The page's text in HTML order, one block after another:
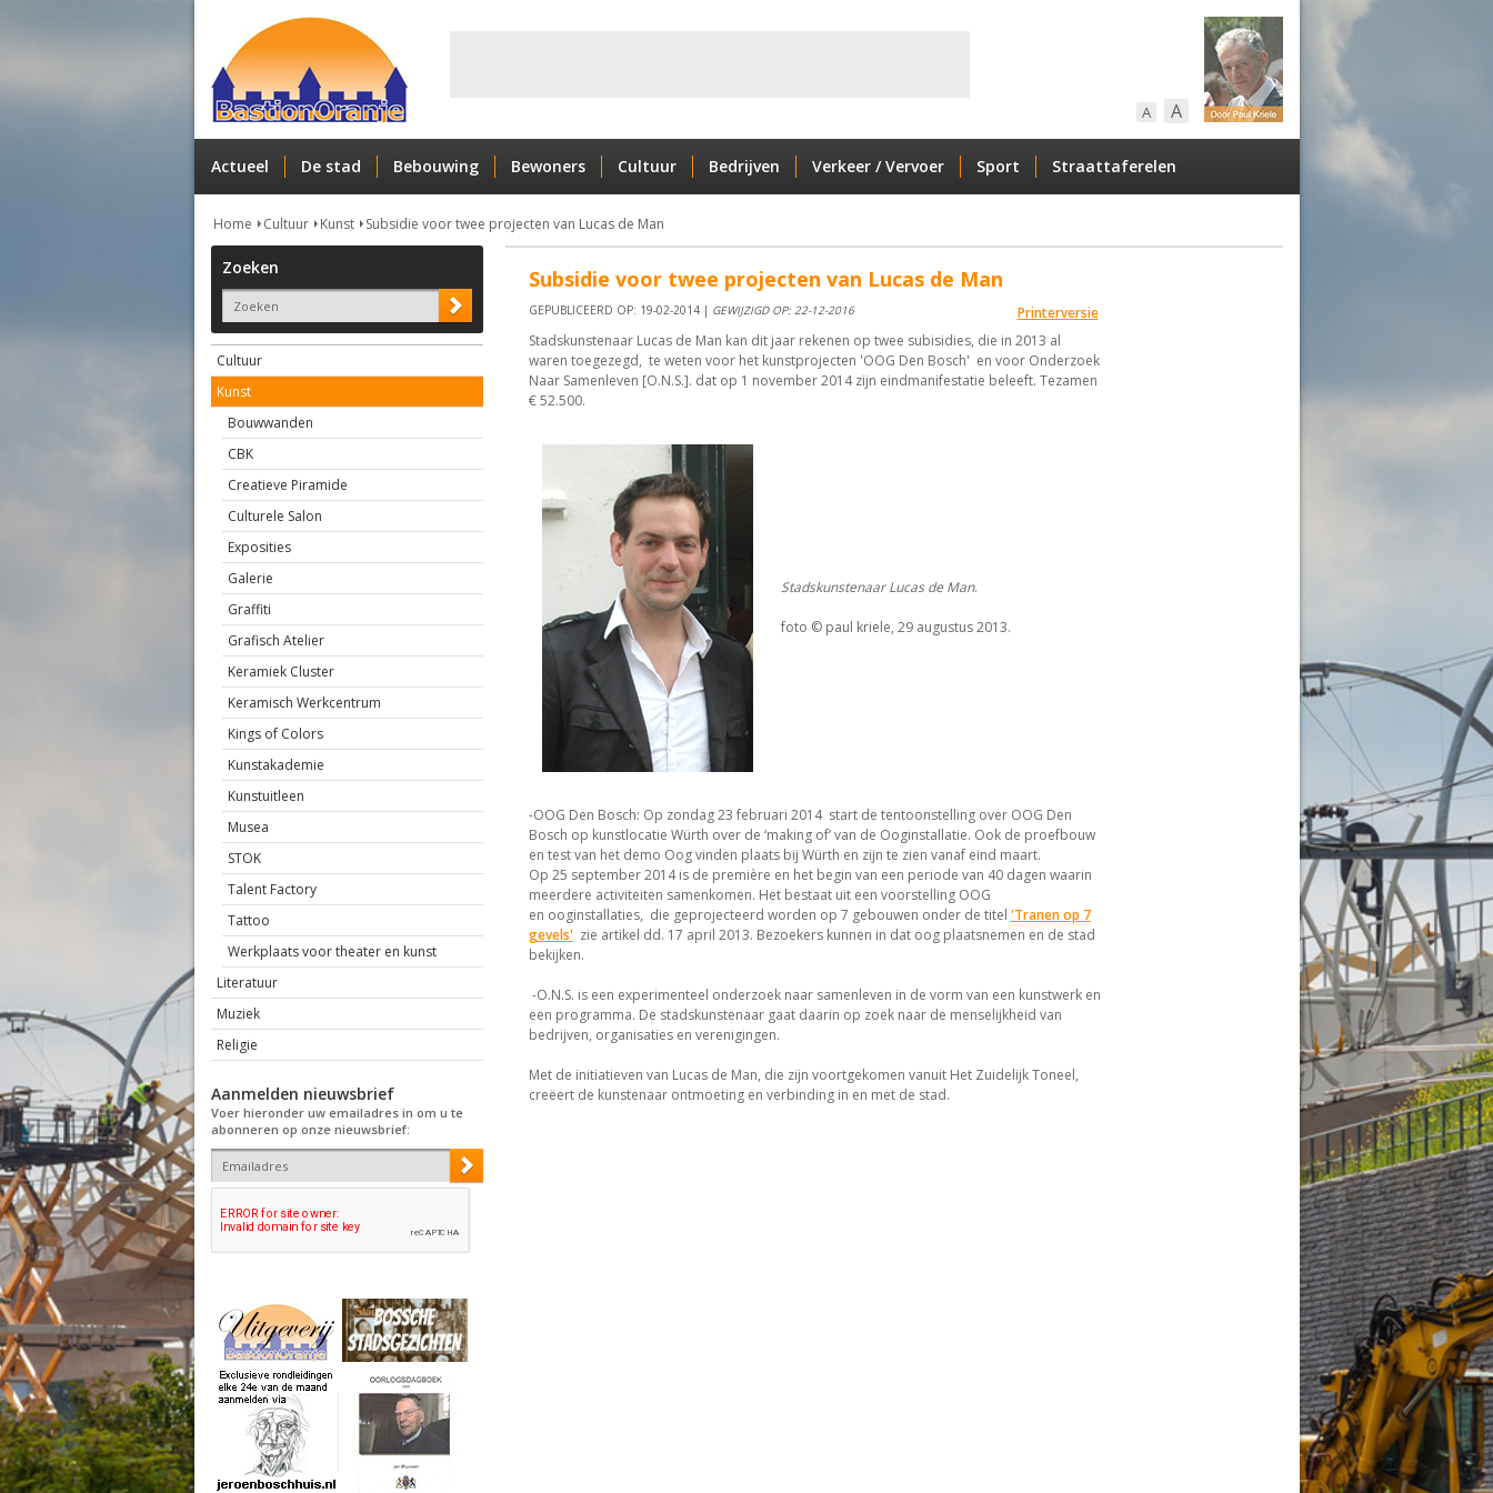
A A
Actueel De stad Bebouwing Bewoners Cultuur Bedrijven Verkeer / Vervoer Sport Straattaferelen
Home Cultuur Kunst Subsidie voor twee projecten van Lucas de Man
Zoeken
Cultuur
Kunst
Bouwwanden
CBK
Creatieve Piramide
Culturele Salon
Exposities
Galerie
Graffiti
Grafisch Atelier
Keramiek Cluster
Keramisch Werkcentrum
Kings of Colors
Kunstakademie
Kunstuitleen
Musea
STOK
Talent Factory
Tattoo
Werkplaats voor theater en kunst
Literatuur
Muziek
Religie
Aanmelden nieuwsbrief
Voer hieronder uw emailadres in om u te
abonneren op onze nieuwsbrief:
Subsidie voor twee projecten van Lucas de Man
Printerversie
GEPUBLICEERD OP: 19-02-2014 | GEWIJZIGD OP: 22-12-2016
Stadskunstenaar Lucas de Man kan dit jaar rekenen op twee subisidies, die in 2013 al
waren toegezegd, te weten voor het kunstprojecten 'OOG Den Bosch' en voor Onderzoek
Naar Samenleven [O.N.S.]. dat op 1 november 2014 zijn eindmanifestatie beleeft. Tezamen
€ 52.500.
Stadskunstenaar Lucas de Man.
foto © paul kriele, 29 augustus 2013.
-OOG Den Bosch: Op zondag 23 februari 2014 start de tentoonstelling over OOG Den
Bosch op kunstlocatie Würth over de ‘making of’ van de Ooginstallatie. Ook de proefbouw
en test van het demo Oog vinden plaats bij Würth en zijn te zien vanaf eind maart.
Op 25 september 2014 is de première en het begin van een periode van 40 dagen waarin
meerdere activiteiten samenkomen. Het bestaat uit een voorstelling OOG
en ooginstallaties, die geprojecteerd worden op 7 gebouwen onder de titel 'Tranen op 7
gevels'zie artikel dd. 17 april 2013. Bezoekers kunnen in dat oog plaatsnemen en de stad
bekijken.
-O.N.S. is een experimenteel onderzoek naar samenleven in de vorm van een kunstwerk en
een programma. De stadskunstenaar gaat daarin op zoek naar de menselijkheid van
bedrijven, organisaties en verenigingen.
Met de initiatieven van Lucas de Man, die zijn voortgekomen vanuit Het Zuidelijk Toneel,
creëert de kunstenaar ontmoeting en verbinding in en met de stad.